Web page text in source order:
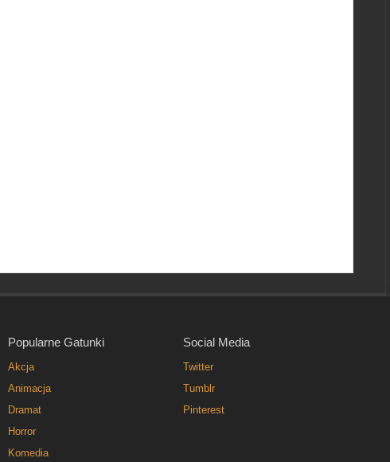
Popularne Gatunki
Akcja
Animacja
Dramat
Horror
Komedia
Social Media
Twitter
Tumblr
Pinterest